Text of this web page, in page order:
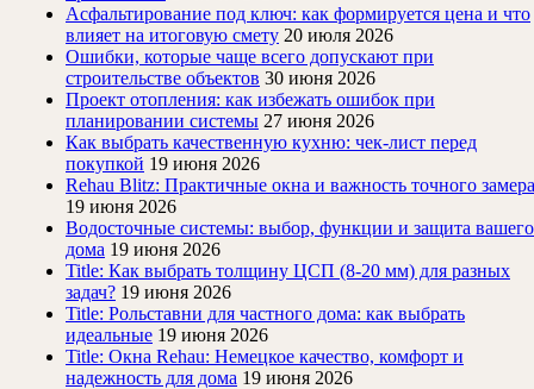
Асфальтирование под ключ: как формируется цена и что
влияет на итоговую смету 20 июля 2026
Ошибки, которые чаще всего допускают при
строительстве объектов 30 июня 2026
Проект отопления: как избежать ошибок при
планировании системы 27 июня 2026
Как выбрать качественную кухню: чек-лист перед
покупкой 19 июня 2026
Rehau Blitz: Практичные окна и важность точного замера
19 июня 2026
Водосточные системы: выбор, функции и защита вашего
дома 19 июня 2026
Title: Как выбрать толщину ЦСП (8-20 мм) для разных
задач? 19 июня 2026
Title: Рольставни для частного дома: как выбрать
идеальные 19 июня 2026
Title: Окна Rehau: Немецкое качество, комфорт и
надежность для дома 19 июня 2026